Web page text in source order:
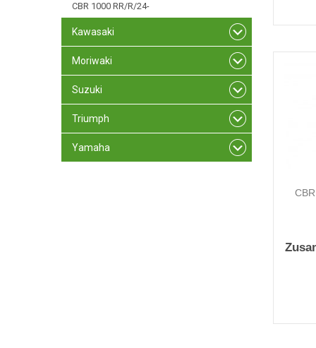
CBR 1000 RR/R/24-
Kawasaki
Moriwaki
Suzuki
Triumph
Yamaha